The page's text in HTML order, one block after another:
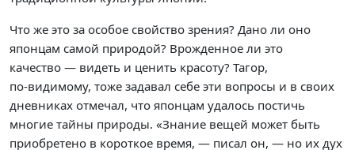
Что же это за особое свойство зрения? Дано ли оно
японцам самой природой? Врожденное ли это
качество — видеть и ценить красоту? Тагор,
по-видимому, тоже задавал себе эти вопросы и в своих
дневниках отмечал, что японцам удалось постичь
многие тайны природы. «Знание вещей может быть
приобретено в короткое время, — писал он, — но их дух